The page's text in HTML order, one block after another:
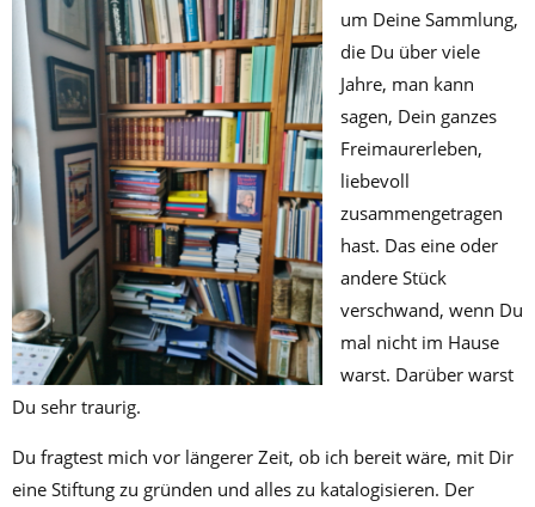
um Deine Sammlung,
die Du über viele
Jahre, man kann
sagen, Dein ganzes
Freimaurerleben,
liebevoll
zusammengetragen
hast. Das eine oder
andere Stück
verschwand, wenn Du
mal nicht im Hause
warst. Darüber warst
Du sehr traurig.
Du fragtest mich vor längerer Zeit, ob ich bereit wäre, mit Dir
eine Stiftung zu gründen und alles zu katalogisieren. Der